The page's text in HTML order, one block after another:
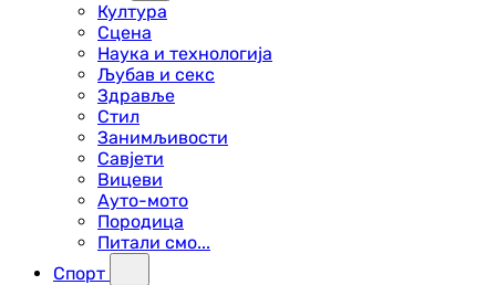
Култура
Сцена
Наука и технологија
Љубав и секс
Здравље
Стил
Занимљивости
Савјети
Вицеви
Ауто-мото
Породица
Питали смо...
Спорт